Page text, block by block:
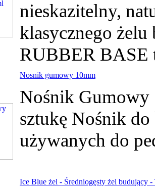
nieskazitelny,
klasycznego
RUBBER BASE
Nosnik gumowy 10mm
Nośnik Gumowy
sztukę Nośnik
używanych do
Ice Blue żel - Średniogęsty żel budujący